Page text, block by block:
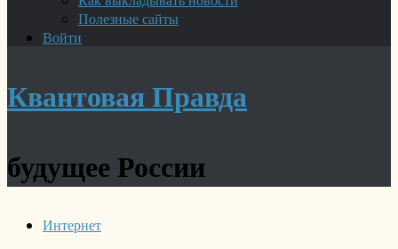
Полезные сайты
Войти
Квантовая Правда
будущее России
Интернет